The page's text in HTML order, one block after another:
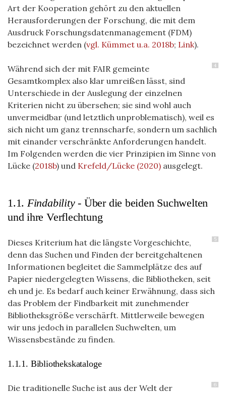
Art der Kooperation gehört zu den aktuellen
Herausforderungen der Forschung, die mit dem
Ausdruck Forschungsdatenmanagement (FDM)
bezeichnet werden (vgl. Kümmet u.a. 2018b; Link).
4
Während sich der mit FAIR gemeinte
Gesamtkomplex also klar umreißen lässt, sind
Unterschiede in der Auslegung der einzelnen
Kriterien nicht zu übersehen; sie sind wohl auch
unvermeidbar (und letztlich unproblematisch), weil es
sich nicht um ganz trennscharfe, sondern um sachlich
mit einander verschränkte Anforderungen handelt.
Im Folgenden werden die vier Prinzipien im Sinne von
Lücke (2018b) und Krefeld/Lücke (2020) ausgelegt.
1.1. Findability- Über die beiden Suchwelten
und ihre Verflechtung
5
Dieses Kriterium hat die längste Vorgeschichte,
denn das Suchen und Finden der bereitgehaltenen
Informationen begleitet die Sammelplätze des auf
Papier niedergelegten Wissens, die Bibliotheken, seit
eh und je. Es bedarf auch keiner Erwähnung, dass sich
das Problem der Findbarkeit mit zunehmender
Bibliotheksgröße verschärft. Mittlerweile bewegen
wir uns jedoch in parallelen Suchwelten, um
Wissensbestände zu finden.
1.1.1. Bibliothekskataloge
6
Die traditionelle Suche ist aus der Welt der